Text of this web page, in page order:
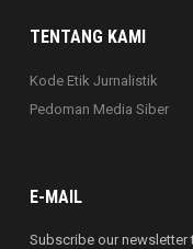
TENTANG KAMI
Kode Etik Jurnalistik
Pedoman Media Siber
E-MAIL
Subscribe our newsletter